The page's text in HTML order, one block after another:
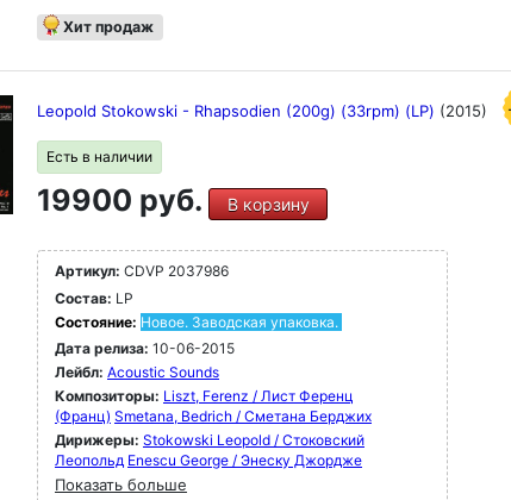
Хит продаж
Leopold Stokowski - Rhapsodien (200g) (33rpm) (LP) (2015)
Есть в наличии
19900 руб. В корзину
Артикул: CDVP 2037986
Состав: LP
Состояние: Новое. Заводская упаковка.
Дата релиза: 10-06-2015
Лейбл: Acoustic Sounds
Композиторы: Liszt, Ferenz / Лист Ференц
(Франц) Smetana, Bedrich / Сметана Берджих
Дирижеры: Stokowski Leopold / Стоковский
Леопольд Enescu George / Энеску Джордже
Показать больше